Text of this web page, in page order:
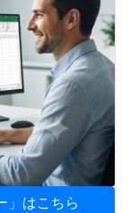
」はこちら